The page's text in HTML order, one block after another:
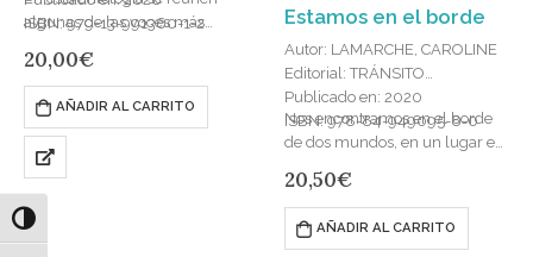
Alternar alto contraste
ISBN: 979-13-991360-1-2
algunas de las voces más
fantástica y de terror de nuestro
país, escritores que…
20,00€
AÑADIR AL CARRITO
Estamos en el borde
Autor: LAMARCHE, CAROLINE
Editorial: TRÁNSITO
Publicado en: 2020
ISBN: 978-84-949095-8-0
Nos encontramos en el borde
de dos mundos, en un lugar en
animales semisalvajes y
humanos desorientados. Cada…
20,50€
AÑADIR AL CARRITO